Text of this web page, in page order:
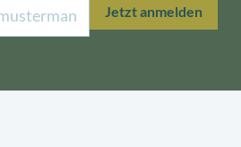
Jetzt anmelden